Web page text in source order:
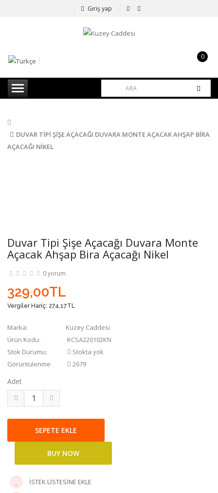
Giriş yap
0
-
0,00TL
DUVAR TIPI ŞIŞE AÇACAĞI DUVARA MONTE AÇACAK AHŞAP BIRA
AÇACAĞI NIKEL
Duvar Tipi Şişe Açacağı Duvara Monte
Açacak Ahşap Bira Açacağı Nikel
0 yorum
329,00TL
Vergiler Hariç: 274,17TL
Marka:
Kuzey Caddesi
Ürün Kodu:
KCSA220102KN
Stok Durumu:
Stokta yok
Görüntülenme
2679
Adet
İSTEK LISTESINE EKLE